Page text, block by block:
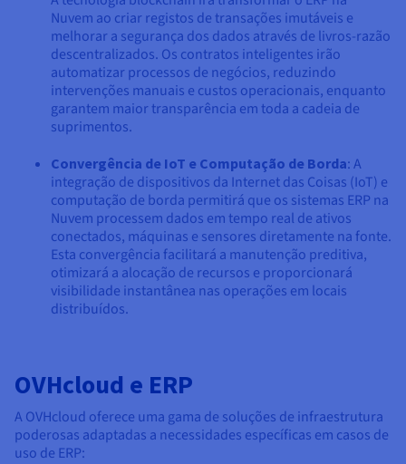
Nuvem ao criar registos de transações imutáveis e
melhorar a segurança dos dados através de livros-razão
descentralizados. Os contratos inteligentes irão
automatizar processos de negócios, reduzindo
intervenções manuais e custos operacionais, enquanto
garantem maior transparência em toda a cadeia de
suprimentos.
Convergência de IoT e Computação de Borda: A
integração de dispositivos da Internet das Coisas (IoT) e
computação de borda permitirá que os sistemas ERP na
Nuvem processem dados em tempo real de ativos
conectados, máquinas e sensores diretamente na fonte.
Esta convergência facilitará a manutenção preditiva,
otimizará a alocação de recursos e proporcionará
visibilidade instantânea nas operações em locais
distribuídos.
OVHcloud e ERP
A OVHcloud oferece uma gama de soluções de infraestrutura
poderosas adaptadas a necessidades específicas em casos de
uso de ERP: